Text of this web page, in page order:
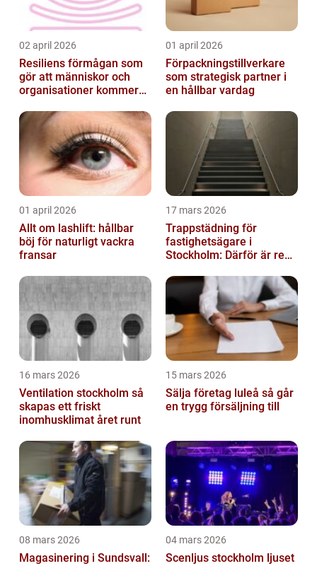
02 april 2026
Resiliens förmågan som
gör att människor och
organisationer kommer
01 april 2026
Förpackningstillverkare
som strategisk partner i
en hållbar vardag
01 april 2026
Allt om lashlift: hållbar
böj för naturligt vackra
fransar
17 mars 2026
Trappstädning för
fastighetsägare i
Stockholm: Därför är rena
investering
16 mars 2026
Ventilation stockholm så
skapas ett friskt
inomhusklimat året runt
15 mars 2026
Sälja företag luleå så går
en trygg försäljning till
08 mars 2026
Magasinering i Sundsvall:
04 mars 2026
Scenljus stockholm ljuset